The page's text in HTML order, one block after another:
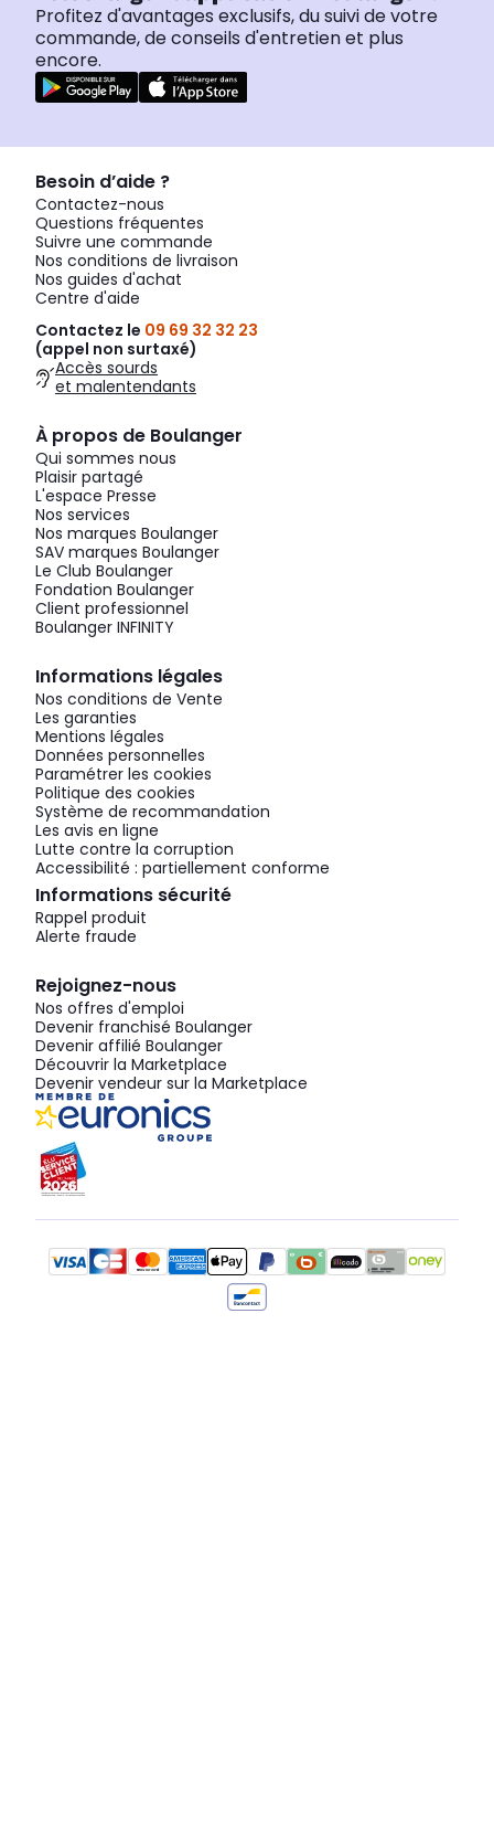
Profitez d'avantages exclusifs, du suivi de votre
commande, de conseils d'entretien et plus
encore.
Besoin d’aide ?
Contactez-nous
Questions fréquentes
Suivre une commande
Nos conditions de livraison
Nos guides d'achat
Centre d'aide
Contactez le 09 69 32 32 23
(appel non surtaxé)
Accès sourds
et malentendants
À propos de Boulanger
Qui sommes nous
Plaisir partagé
L'espace Presse
Nos services
Nos marques Boulanger
SAV marques Boulanger
Le Club Boulanger
Fondation Boulanger
Client professionnel
Boulanger INFINITY
Informations légales
Nos conditions de Vente
Les garanties
Mentions légales
Données personnelles
Paramétrer les cookies
Politique des cookies
Système de recommandation
Les avis en ligne
Lutte contre la corruption
Accessibilité : partiellement conforme
Informations sécurité
Rappel produit
Alerte fraude
Rejoignez-nous
Nos offres d'emploi
Devenir franchisé Boulanger
Devenir affilié Boulanger
Découvrir la Marketplace
Devenir vendeur sur la Marketplace